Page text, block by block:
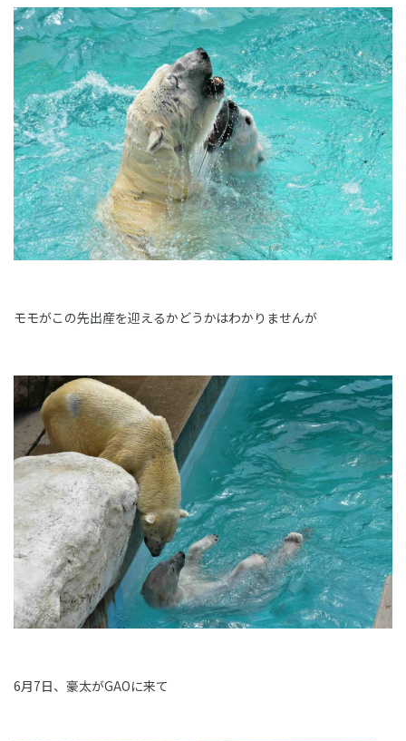
モモがこの先出産を迎えるかどうかはわかりませんが
6月7日、豪太がGAOに来て